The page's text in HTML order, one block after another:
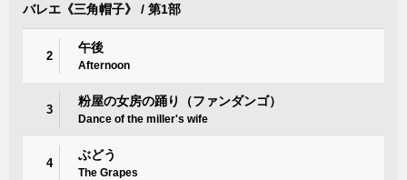
バレエ《三角帽子》 / 第1部
2
午後
Afternoon
3
粉屋の女房の踊り（ファンダンゴ）
Dance of the miller's wife
4
ぶどう
The Grapes